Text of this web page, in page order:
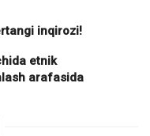
inqirozi!
etnik
arafasida